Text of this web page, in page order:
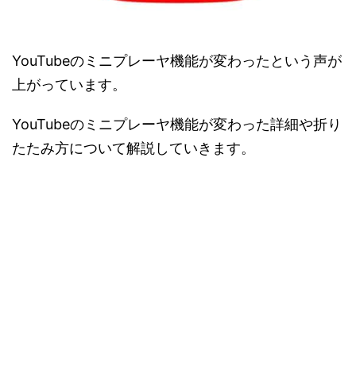
YouTubeのミニプレーヤ機能が変わったという声が
上がっています。
YouTubeのミニプレーヤ機能が変わった詳細や折り
たたみ方について解説していきます。